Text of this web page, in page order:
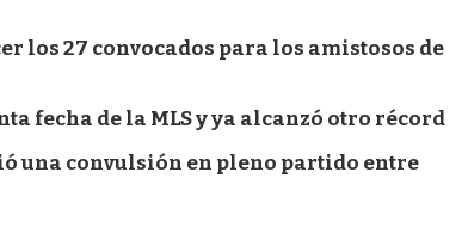
los 27 convocados para los amistosos de
fecha de la MLS y ya alcanzó otro récord
una convulsión en pleno partido entre